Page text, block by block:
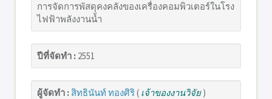
การจัดการพัสดุคงคลังของเครื่องคอมพิวเตอร์ในโรง
ไฟฟ้าพลังงานน้ำ
ปีที่จัดทำ : 2551
ผู้จัดทำ : สิทธินันท์ ทองศิริ( เจ้าของงานวิจัย)